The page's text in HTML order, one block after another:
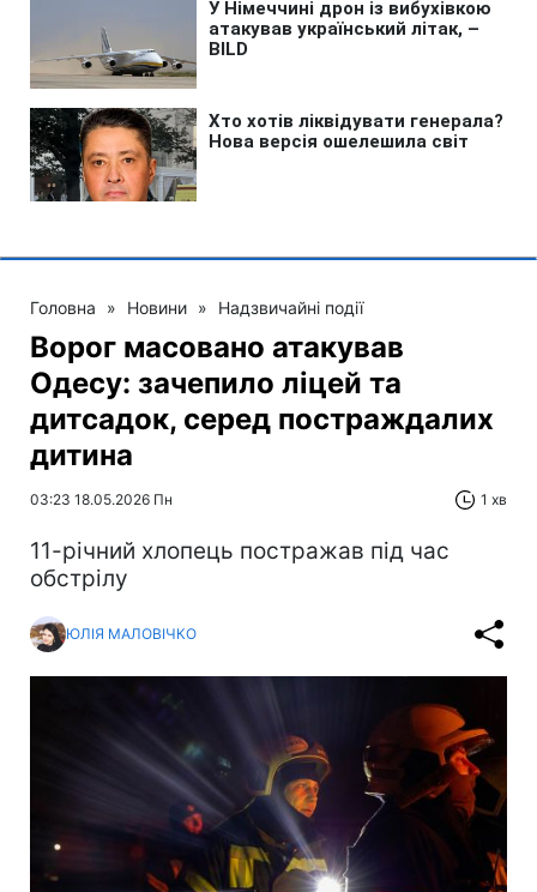
Головна » Новини » Надзвичайні події
Ворог масовано атакував
Одесу: зачепило ліцей та
дитсадок, серед постраждалих
дитина
03:23 18.05.2026 Пн 1 хв
11-річний хлопець постражав під час
обстрілу
ЮЛІЯ МАЛОВІЧКО